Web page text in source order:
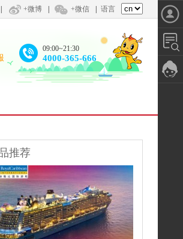
+微博 +微信 语言
09:00~21:30
4000-365-666
推荐